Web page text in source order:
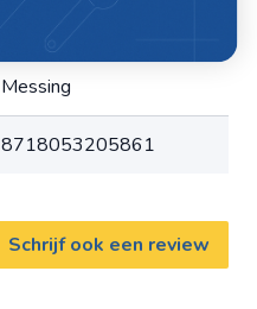
Messing
8718053205861
Schrijf ook een review